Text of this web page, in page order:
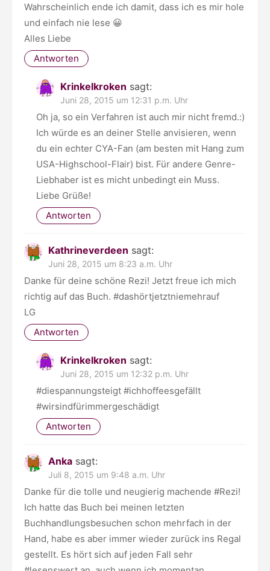
Wahrscheinlich ende ich damit, dass ich es mir hole
und einfach nie lese 😀
Alles Liebe
Antworten
Krinkelkroken sagt:
Juni 28, 2015 um 12:31 p.m. Uhr
Oh ja, so ein Verfahren ist auch mir nicht fremd.:)
Ich würde es an deiner Stelle anvisieren, wenn
du ein echter CYA-Fan (am besten mit Hang zum
USA-Highschool-Flair) bist. Für andere Genre-
Liebhaber ist es micht unbedingt ein Muss.
Liebe Grüße!
Antworten
Kathrineverdeen sagt:
Juni 28, 2015 um 8:23 a.m. Uhr
Danke für deine schöne Rezi! Jetzt freue ich mich
richtig auf das Buch. #dashörtjetztniemehrauf
LG
Antworten
Krinkelkroken sagt:
Juni 28, 2015 um 12:32 p.m. Uhr
#diespannungsteigt #ichhoffeesgefällt
#wirsindfürimmergeschädigt
Antworten
Anka sagt:
Juli 8, 2015 um 9:48 a.m. Uhr
Danke für die tolle und neugierig machende #Rezi!
Ich hatte das Buch bei meinen letzten
Buchhandlungsbesuchen schon mehrfach in der
Hand, habe es aber immer wieder zurück ins Regal
gestellt. Es hört sich auf jeden Fall sehr